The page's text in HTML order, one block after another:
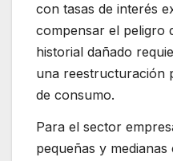
con tasas de interés
compensar el peligro
historial dañado
una reestructuración
de consumo.
Para el sector
pequeñas y